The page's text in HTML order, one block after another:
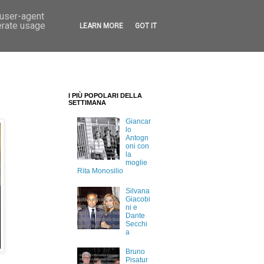
I PIÙ POPOLARI DELLA
SETTIMANA
Giancar
lo
Antogn
oni con
la
moglie
Rita Monosilio
Silvana
Giacobi
ni e
Dante
Secchi
a
Bruno
Pisatur
agent
usage
LEARN MORE GOT IT